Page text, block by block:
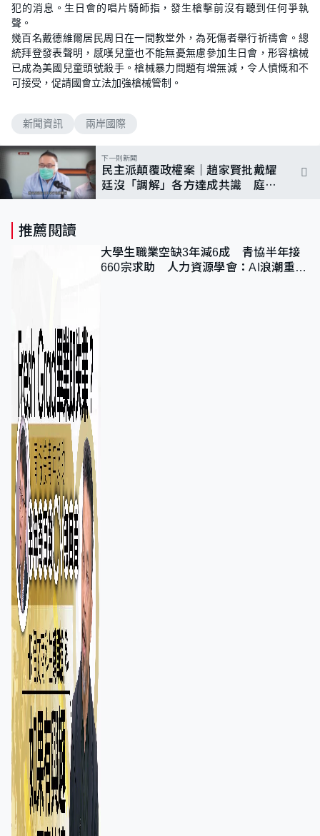
犯的消息。生日會的唱片騎師指，發生槍擊前沒有聽到任何爭執
聲。
幾百名戴德維爾居民周日在一間教堂外，為死傷者舉行祈禱會。總
統拜登發表聲明，感嘆兒童也不能無憂無慮參加生日會，形容槍械
已成為美國兒童頭號殺手。槍械暴力問題有增無減，令人憤慨和不
可接受，促請國會立法加強槍械管制。
新聞資訊 兩岸國際
下一則新聞
民主派顛覆政權案｜趙家賢批戴耀
廷沒「調解」各方達成共識 庭上
推薦閱讀
大學生職業空缺3年減6成 青協半年接
660宗求助 人力資源學會：AI浪潮重整